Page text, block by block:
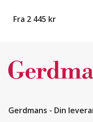
Fra 2 445 kr
Gerdmans - Din